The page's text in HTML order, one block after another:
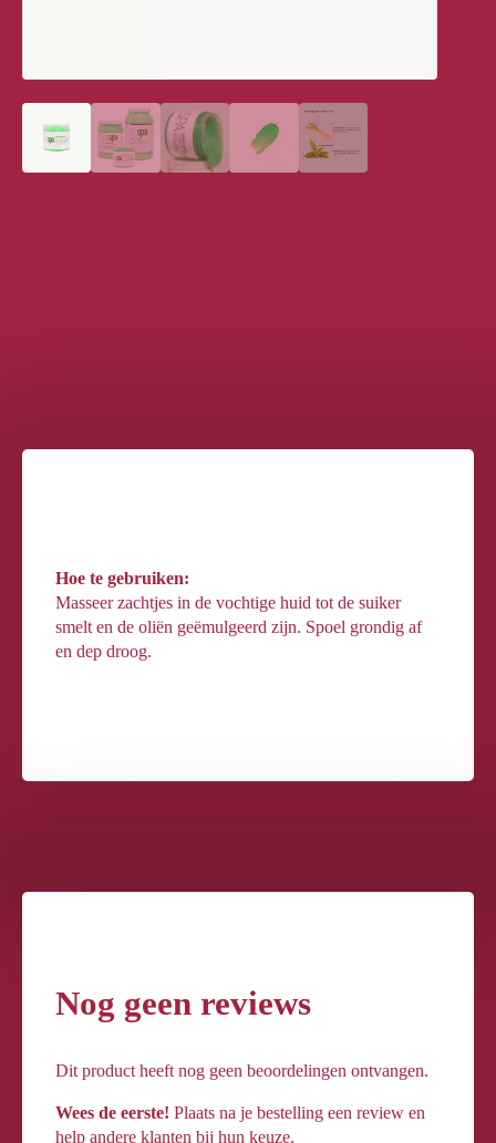
Hoe te gebruiken:
Masseer zachtjes in de vochtige huid tot de suiker
smelt en de oliën geëmulgeerd zijn. Spoel grondig af
en dep droog.
Nog geen reviews
Dit product heeft nog geen beoordelingen ontvangen.
Wees de eerste! Plaats na je bestelling een review en
help andere klanten bij hun keuze.